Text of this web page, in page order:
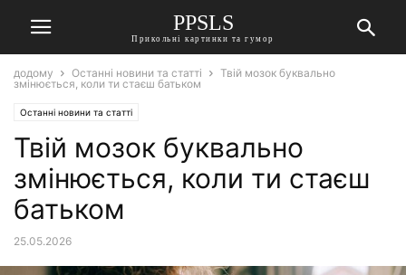
PPSLS
Прикольні картинки та гумор
додому Останні новини та статті
Твій мозок буквально
змінюється, коли ти стаєш батьком
Останні новини та статті
Твій мозок буквально
змінюється, коли ти стаєш
батьком
25.05.2026